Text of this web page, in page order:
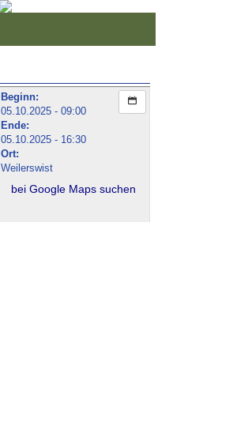
Beginn:
05.10.2025 - 09:00
Ende:
05.10.2025 - 16:30
Ort:
Weilerswist
bei Google Maps suchen